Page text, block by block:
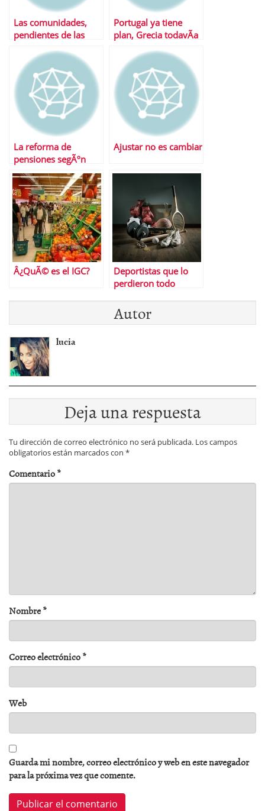
Las comunidades,
pendientes de las
fiscal
Portugal ya tiene
plan, Grecia todavÃ­a
La reforma de
pensiones segÃºn
cada partido polÃ­tico
Ajustar no es cambiar
Â¿QuÃ© es el IGC?
Deportistas que lo
perdieron todo
Autor
lucia
Deja una respuesta
Tu dirección de correo electrónico no será publicada. Los campos
obligatorios están marcados con *
Comentario*
Nombre*
Correo electrónico*
Web
Guarda mi nombre, correo electrónico y web en este navegador
para la próxima vez que comente.